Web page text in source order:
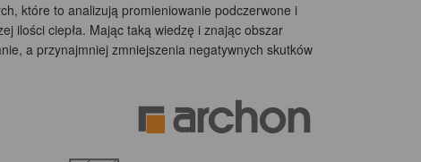
które to analizują promieniowanie podczerwone i
ilości ciepła. Mając taką wiedzę i znając obszar
a przynajmniej zmniejszenia negatywnych skutków